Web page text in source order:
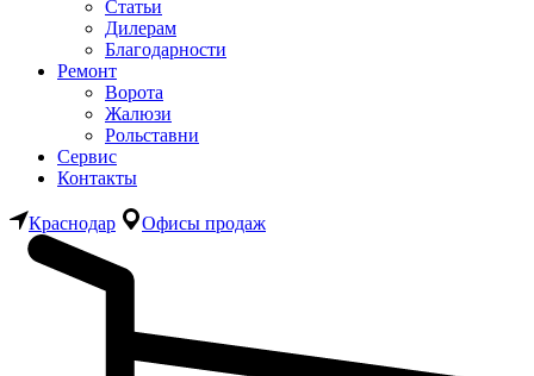
Статьи
Дилерам
Благодарности
Ремонт
Ворота
Жалюзи
Рольставни
Сервис
Контакты
Краснодар Офисы продаж